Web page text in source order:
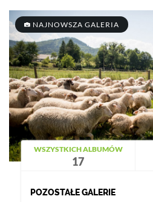
NAJNOWSZA GALERIA
WSZYSTKICH ALBUMÓW
17
POZOSTAŁE GALERIE